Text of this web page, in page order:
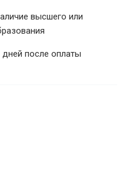
высшего или
дней после оплаты